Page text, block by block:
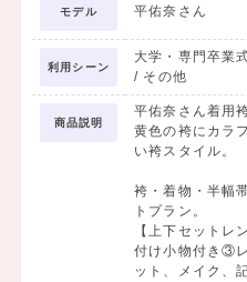
モデル 平佑奈さん
利用シーン
大学・専門卒業
/ その他
商品説明
平佑奈さん着用袴
黄色の袴にカラ
い袴スタイル。
袴・着物・半幅
トプラン。
【上下セット
付け小物付き③
ット、メイク、